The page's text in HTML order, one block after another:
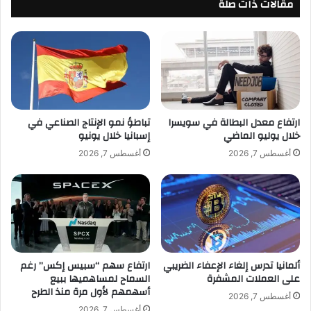
ف
ي
أ
س
ب
و
ع
م
ع
ا
ت
ع
ا
ش
أ
س
ه
م
ا
م
ر
ك
ي
ت
ر
ا
م
و
ش
ي
ا
ت
ف
ق
ا
ع
مقالات ذات صلة
ارتفاع معدل البطالة في سويسرا
خلال يوليو الماضي
أغسطس 7, 2026
تباطؤ نمو الإنتاج الصناعي في
إسبانيا خلال يونيو
أغسطس 7, 2026
ألمانيا تدرس إلغاء الإعفاء الضريبي
على العملات المشفرة
أغسطس 7, 2026
ارتفاع سهم “سبيس إكس” رغم
السماح لمساهميها ببيع
أسهمهم لأول مرة منذ الطرح